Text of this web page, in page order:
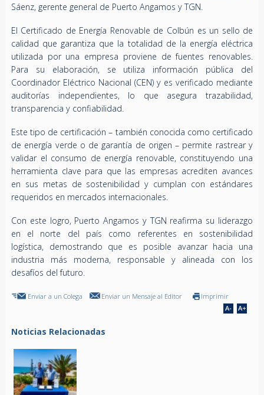
Sáenz, gerente general de Puerto Angamos y TGN.
El Certificado de Energía Renovable de Colbún es un sello de
calidad que garantiza que la totalidad de la energía eléctrica
utilizada por una empresa proviene de fuentes renovables.
Para su elaboración, se utiliza información pública del
Coordinador Eléctrico Nacional (CEN) y es verificado mediante
auditorías independientes, lo que asegura trazabilidad,
transparencia y confiabilidad.
Este tipo de certificación – también conocida como certificado
de energía verde o de garantía de origen – permite rastrear y
validar el consumo de energía renovable, constituyendo una
herramienta clave para que las empresas acrediten avances
en sus metas de sostenibilidad y cumplan con estándares
requeridos en mercados internacionales.
Con este logro, Puerto Angamos y TGN reafirma su liderazgo
en el norte del país como referentes en sostenibilidad
logística, demostrando que es posible avanzar hacia una
industria más moderna, responsable y alineada con los
desafíos del futuro.
Enviar a un Colega Enviar un Mensaje al Editor Imprimir
Noticias Relacionadas